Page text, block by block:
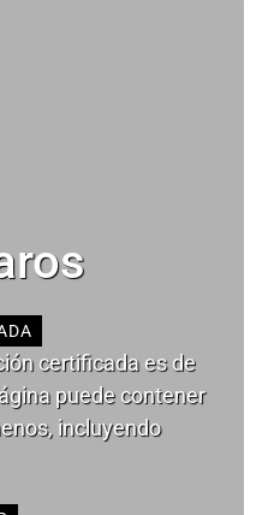
certificada es de
puede contener
incluyendo